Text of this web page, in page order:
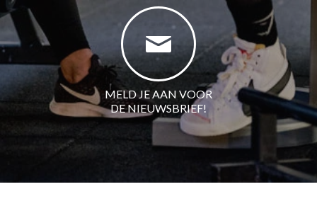
MELD JE AAN VOOR
DE NIEUWSBRIEF!